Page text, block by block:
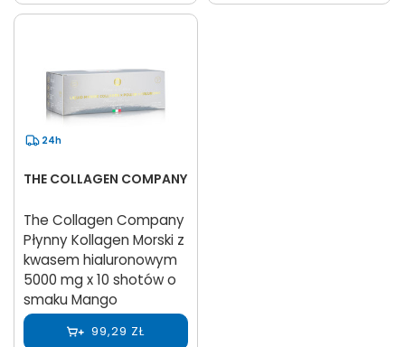
24h
THE COLLAGEN COMPANY
The Collagen Company
Płynny Kollagen Morski z
kwasem hialuronowym
5000 mg x 10 shotów o
smaku Mango
99,29 ZŁ